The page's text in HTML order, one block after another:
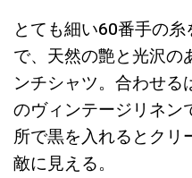
とても細い60番手の
で、天然の艶と光沢の
ンチシャツ。合わせる
のヴィンテージリネン
所で黒を入れるとクリ
敵に見える。